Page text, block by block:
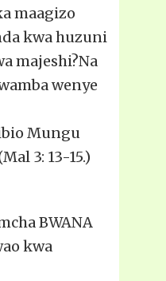
maagizo
kwa huzuni
majeshi?Na
wenye
Mungu
3: 13-15.)
BWANA
kwa